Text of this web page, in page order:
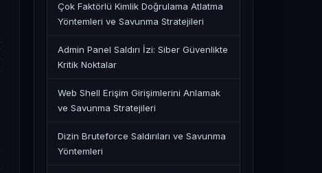
Çok Faktörlü Kimlik Doğrulama Atlatma
Yöntemleri ve Savunma Stratejileri
Admin Panel Saldırı İzi: Siber Güvenlikte
Kritik Noktalar
Web Shell Erişim Girişimlerini Anlamak
ve Savunma Stratejileri
Dizin Bruteforce Saldırıları ve Savunma
Yöntemleri